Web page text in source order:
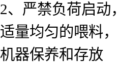
2、严禁负荷启
适量均匀的喂料
机器保养和存放